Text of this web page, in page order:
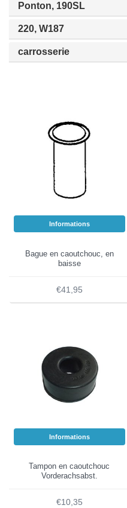
Ponton, 190SL
220, W187
carrosserie
Informations
Bague en caoutchouc, en
baisse
€41,95
Informations
Tampon en caoutchouc
Vorderachsabst.
€10,35